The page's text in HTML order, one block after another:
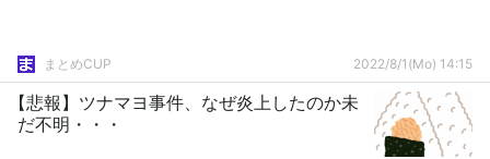
まとめCUP 2022/8/1(Mo) 14:15
【悲報】ツナマヨ事件、なぜ炎上したのか未
だ不明・・・